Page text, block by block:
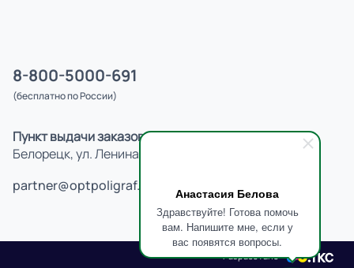
Анастасия Белова
Здравствуйте! Готова помочь
вам. Напишите мне, если у
вас появятся вопросы.
8-800-5000-691
(бесплатно по России)
Пункт выдачи заказов:
Белорецк, ул. Ленина, 38
partner@optpoligraf.ru
Разработано